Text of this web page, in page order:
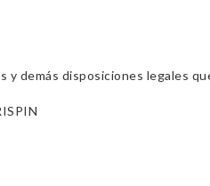
demás disposiciones legales